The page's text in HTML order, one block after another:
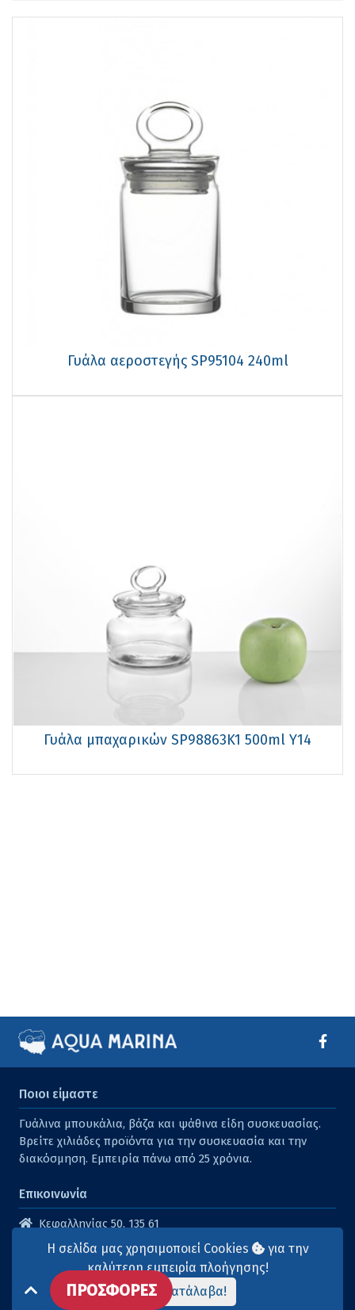
Γυάλα αεροστεγής SP95104 240ml
Γυάλα μπαχαρικών SP98863K1 500ml Υ14
Ποιοι είμαστε
Γυάλινα μπουκάλια, βάζα και ψάθινα είδη συσκευασίας.
Βρείτε χιλιάδες προϊόντα για την συσκευασία και την
διακόσμηση. Εμπειρία πάνω από 25 χρόνια.
Επικοινωνία
Κεφαλληνίας 50, 135 61
Άγιοι Ανάργυροι
210 2614316
210 2615904
ΠΡΟΣΦΟΡΕΣ
Η σελίδα μας χρησιμοποιεί Cookies
για την
καλύτερη εμπειρία πλοήγησης!
Το κατάλαβα!